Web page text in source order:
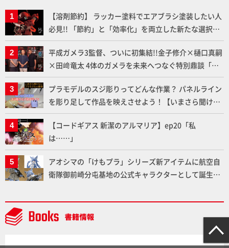
【溶剤節約】 ラッカー塗料でエアブラシ塗装したい人
必見!! 「節約」と「効率化」を両立した新たな選択肢
「カートリッジ式エアーブラシ FLYER-SR2」の使い心
地を「HG ブルーティッシュドッグ」で検証！
平成ガメラ3監督、ついに初集結!!金子修介×樋口真嗣
×田﨑竜太 4体のガメラを未来へつなぐ特別鼎談「ガ
メラ永久保存化プロジェクト FINAL」
プラモデルのスジ彫りってどんな作業？ パネルライン
を彫り足して作品を映えさせよう！【いまさら聞けな
いプラモデルの基礎：スジ彫りとパネルライン】
【コードギアス 新潔のアルマリア】ep20「私
は……」
アオシマの「けもプラ」シリーズ新アイテムに航空自
衛隊御前崎分屯基地の公式キャラクターとして誕生し
通常版の2ラインで発売！